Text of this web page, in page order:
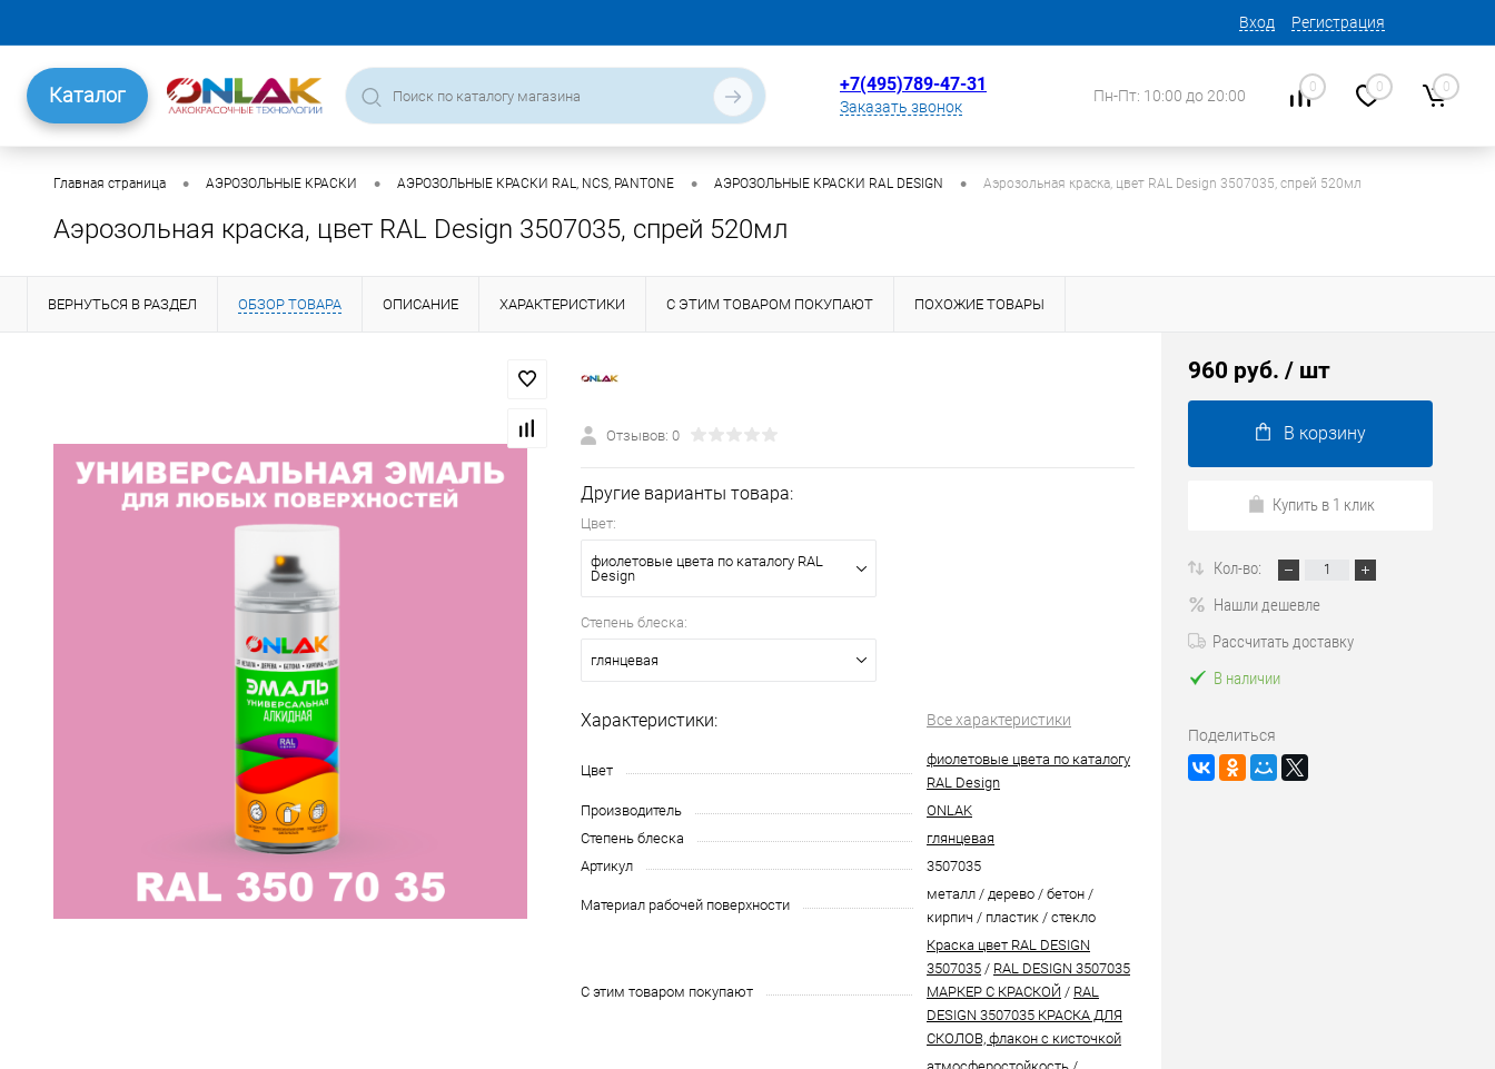
Вход Регистрация
Каталог +7(495)789-47-31
Заказать звонок
Пн-Пт: 10:00 до 20:00 0 0 0
Главная страница • АЭРОЗОЛЬНЫЕ КРАСКИ • АЭРОЗОЛЬНЫЕ КРАСКИ RAL, NCS, PANTONE • АЭРОЗОЛЬНЫЕ КРАСКИ RAL DESIGN • Аэрозольная краска, цвет RAL Design 3507035, спрей 520мл
Аэрозольная краска, цвет RAL Design 3507035, спрей 520мл
ВЕРНУТЬСЯ В РАЗДЕЛ ОБЗОР ТОВАРА ОПИСАНИЕ ХАРАКТЕРИСТИКИ С ЭТИМ ТОВАРОМ ПОКУПАЮТ ПОХОЖИЕ ТОВАРЫ
Отзывов: 0
Другие варианты товара:
Цвет:
фиолетовые цвета по каталогу RAL
Design
Степень блеска:
глянцевая
Характеристики: Все характеристики
Цвет
фиолетовые цвета по каталогу
RAL Design
Производитель
ONLAK
Степень блеска
глянцевая
Артикул
3507035
Материал рабочей поверхности
металл / дерево / бетон /
кирпич / пластик / стекло
С этим товаром покупают
Краска цвет RAL DESIGN
3507035 / RAL DESIGN 3507035
МАРКЕР С КРАСКОЙ / RAL
DESIGN 3507035 КРАСКА ДЛЯ
СКОЛОВ, флакон с кисточкой
960 руб. / шт
В корзину
Купить в 1 клик
Кол-во:
Нашли дешевле
Рассчитать доставку
В наличии
Поделиться